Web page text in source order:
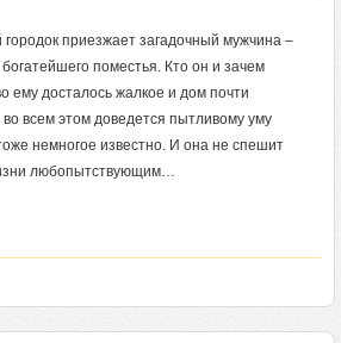
приезжает загадочный мужчина –
поместья. Кто он и зачем
ему досталось жалкое и дом почти
всем этом доведется пытливому уму
немногое известно. И она не спешит
любопытствующим…